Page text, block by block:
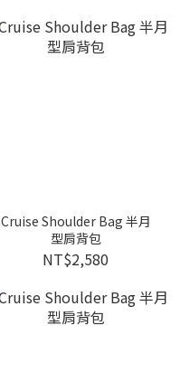
Cruise Shoulder Bag 半月
型肩背包
NT$2,580